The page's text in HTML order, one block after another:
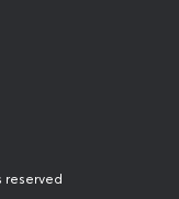
reserved